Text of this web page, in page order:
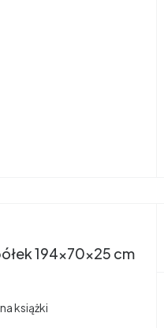
194x70x25 cm
książki